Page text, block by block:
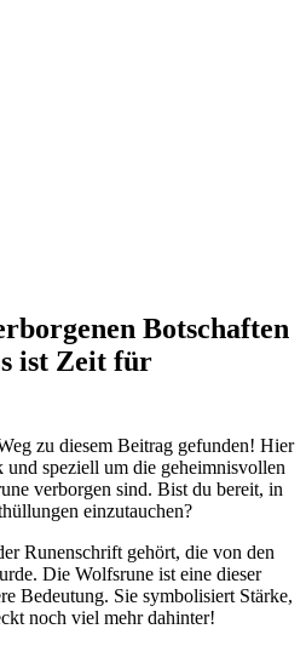
Botschaften
ist Zeit für
zu diesem Beitrag gefunden! ⁤Hier
speziell um die geheimnisvollen
verborgen sind. Bist du bereit, in
einzutauchen?
Runenschrift gehört, die von den⁢
Die Wolfsrune ist eine dieser
Bedeutung. Sie symbolisiert⁣ Stärke,
noch viel mehr dahinter!